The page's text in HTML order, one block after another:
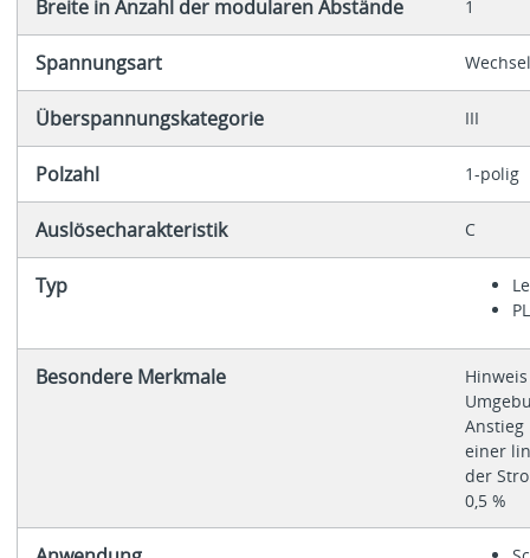
Breite in Anzahl der modularen Abstände 1
Spannungsart
Überspannungskategorie III
Polzahl 1-polig
Auslösecharakteristik C
Typ
Besondere Merkmale
Anstieg
einer
der
0,5 %